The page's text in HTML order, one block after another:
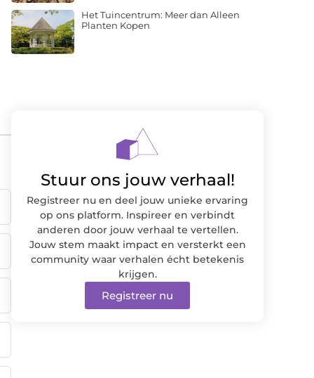
Het Tuincentrum: Meer dan Alleen
Planten Kopen
Stuur ons jouw verhaal!
Registreer nu en deel jouw unieke ervaring
op ons platform. Inspireer en verbindt
anderen door jouw verhaal te vertellen.
Jouw stem maakt impact en versterkt een
community waar verhalen écht betekenis
krijgen.
Registreer nu